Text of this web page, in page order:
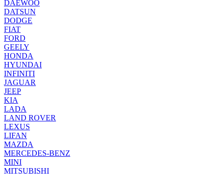
DAEWOO
DATSUN
DODGE
FIAT
FORD
GEELY
HONDA
HYUNDAI
INFINITI
JAGUAR
JEEP
KIA
LADA
LAND ROVER
LEXUS
LIFAN
MAZDA
MERCEDES-BENZ
MINI
MITSUBISHI